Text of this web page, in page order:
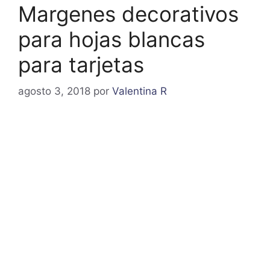
Margenes decorativos
para hojas blancas
para tarjetas
agosto 3, 2018 por Valentina R